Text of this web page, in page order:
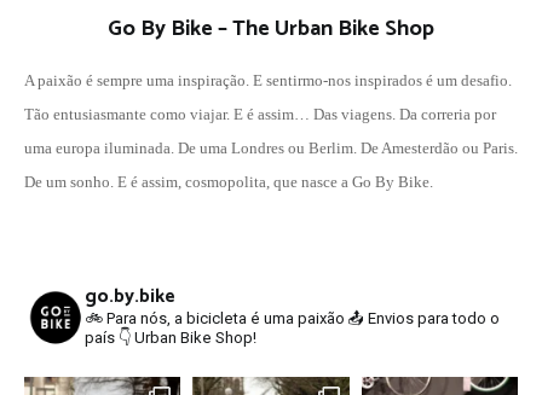
Go By Bike – The Urban Bike Shop
A paixão é sempre uma inspiração. E sentirmo-nos inspirados é um desafio.
Tão entusiasmante como viajar. E é assim… Das viagens. Da correria por
uma europa iluminada. De uma Londres ou Berlim. De Amesterdão ou Paris.
De um sonho. E é assim, cosmopolita, que nasce a Go By Bike.
go.by.bike
🚲 Para nós, a bicicleta é uma paixão 📤 Envios para todo o
país 👇 Urban Bike Shop!